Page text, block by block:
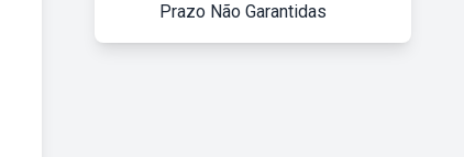
Prazo Não Garantidas